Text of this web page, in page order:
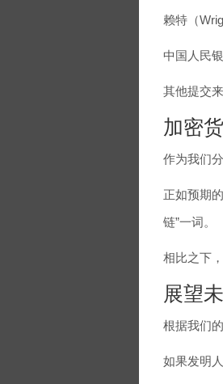
赖特（
中国人民
其他提交
加密
作为我们
正如预期
链”一词。
相比之下
展望
根据我们
如果发明